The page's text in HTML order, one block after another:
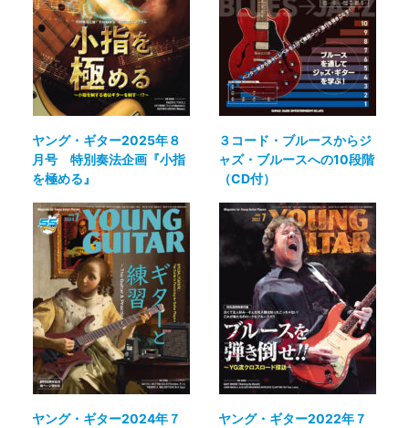
ヤング・ギター2025年８
月号 特別奏法企画『小指
を極める』
３コード・ブルースからジ
ャズ・ブルースへの10段階
（CD付）
ヤング・ギター2024年７
ヤング・ギター2022年７